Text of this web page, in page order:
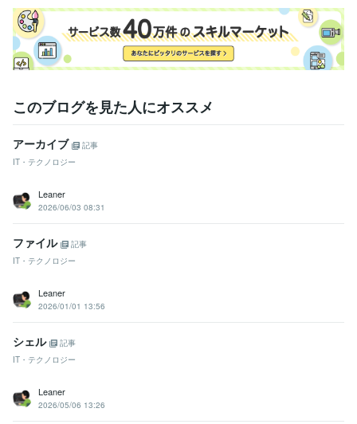
このブログを見た人にオススメ
アーカイブ
記事
IT・テクノロジー
Leaner
2026/06/03 08:31
ファイル
記事
IT・テクノロジー
Leaner
2026/01/01 13:56
シェル
記事
IT・テクノロジー
Leaner
2026/05/06 13:26